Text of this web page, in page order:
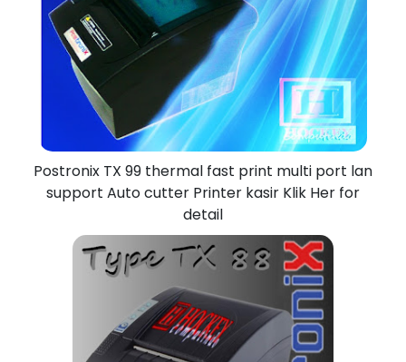
Postronix TX 99 thermal fast print multi port lan
support Auto cutter Printer kasir Klik Her for
detail